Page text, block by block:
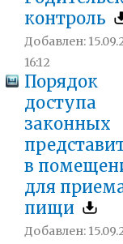
контроль
Добавлен:
16:12
Порядок
доступа
законных
в
для
пищи
Добавлен: